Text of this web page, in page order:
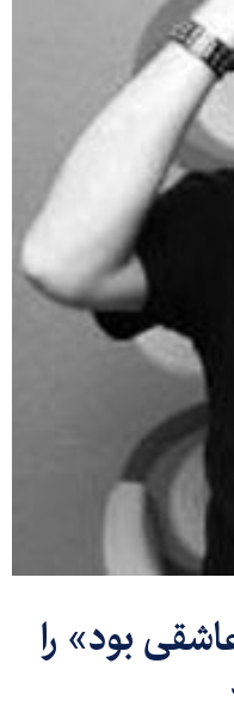
بود» را